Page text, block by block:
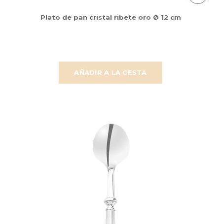
AÑADIR A LA CESTA
Plato de pan cristal ribete oro Ø 12 cm